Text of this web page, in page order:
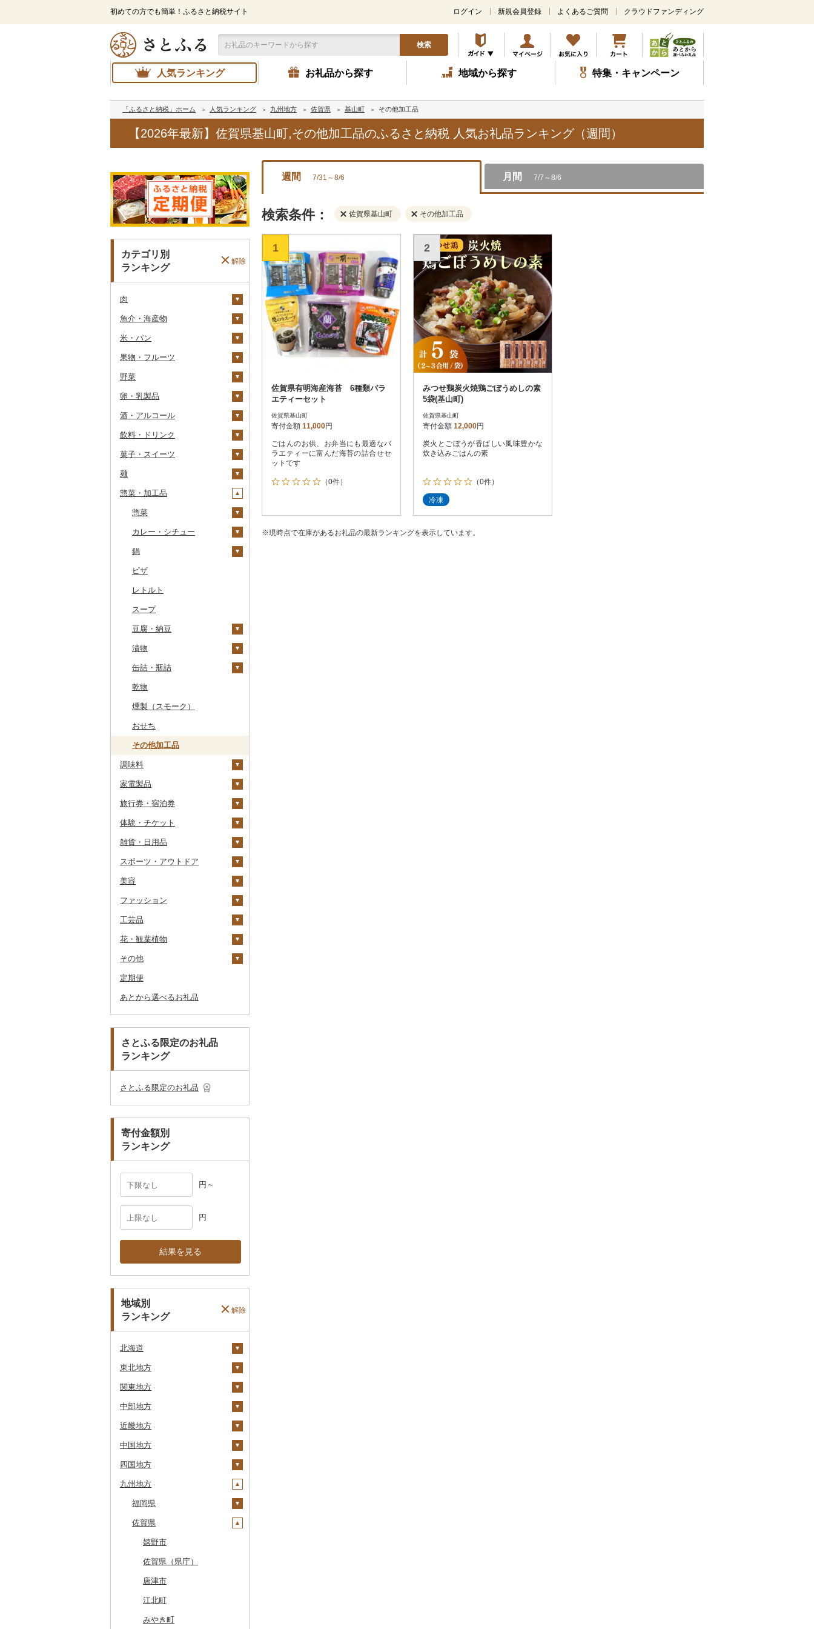
初めての方でも簡単！ふるさと納税サイト
メ
ン
コ
ン
テ
ツ
ッ
プ
ログイン 新規会員登録 よくあるご質問 クラウドファンディング
検索
人気ランキング お礼品から探す 地域から探す 特集・キャンペーン
「ふるさと納税」ホーム 人気ランキング 九州地方 佐賀県 基山町 その他加工品
【2026年最新】佐賀県基山町,その他加工品のふるさと納税 人気お礼品ランキング（週間）
カテゴリ別
ランキング
解除
肉
牛肉（精肉）
ステーキ
すき焼き
焼肉
牛タン
和牛
黒毛和牛
仙台牛
米沢牛
山形牛
上州牛
飛騨牛
近江牛
神戸牛・神戸ビーフ
但馬牛
土佐あかうし
佐賀牛
長崎和牛
あか牛
宮崎牛
その他牛肉（精肉）
牛肉（加工品）
ハンバーグ
ローストビーフ
ビーフジャーキー
その他牛肉（加工品）
豚肉（精肉）
すき焼き
しゃぶしゃぶ
焼肉
アグー豚
豚肉（加工品）
ハンバーグ
もつ鍋
ハム
ソーセージ・ウインナ
鶏肉
鶏肉（精肉）
ハム・ソーセージ
唐揚げ
水炊き
地鶏
赤鶏さつま
鹿肉
馬肉
羊肉・ラム肉（ジンギス
魚介・海産物
カニ
ズワイガニ
毛ガニ
かにしゃぶ
その他カニ
エビ
ボタンエビ
伊勢海老
その他エビ
いくら
うに
明太子・たらこ
明太子
たらこ
その他魚卵
数の子
キャビア
その他魚卵
貝
鮑（アワビ）
牡蠣（カキ）
あさり
サザエ
はまぐり
その他貝
鮮魚
鮭・サーモン
マグロ
カツオ
金目鯛
クエ
くじら
サバ
さんま
鯛
のどぐろ
ふぐ
ブリ
ほっけ
その他鮮魚
イカ・タコ
イカ
海苔・海藻
わかめ
ひじき
その他海苔・海藻
干物
ししゃも
その他干物
その他魚介・加工品
しらす・ちりめん
かまぼこ・練り製品
その他魚介・加工品
米・パン
米
無洗米
玄米
金芽米
ゆめぴりか
コシヒカリ
はえぬき
さがびより
ひとめぼれ
ミルキークィーン
ななつぼし
その他米
雑穀
餅
その他穀物加工品
パン
果物・フルーツ
ぶどう・マスカット
巨峰
ナガノパープル
ピオーネ
デラウェア
その他ぶどう・マスカ
いちご
りんご
もも
メロン
梨
和梨
洋梨・ラフランス
マンゴー
みかん・柑橘
レモン
不知火・デコポン
せとか
文旦
まどんな
ポンカン
その他柑橘
すいか
キウイ
柿（カキ）
ドライフルーツ
干し柿
干し芋
その他ドライフルーツ
その他果物
びわ
ブルーベリー
パイナップル
栗
その他果物
野菜
いも
じゃがいも
さつまいも
その他いも
トマト
フルーツトマト
ミニトマト
玉ねぎ
ねぎ
根菜
人参
大根
レンコン
にんにく・生姜
その他根菜
アスパラガス
豆
きのこ
しいたけ
松茸
その他きのこ
その他野菜
山菜
かぼちゃ
茄子
レタス
その他野菜
卵・乳製品
卵
チーズ
ヨーグルト
バター
その他乳製品
酒・アルコール
ビール・発泡酒
ビール
地ビール・クラフトビ
日本酒
純米吟醸
大吟醸
吟醸
芋焼酎
麦焼酎
米焼酎
その他焼酎
梅酒
泡盛
ワイン
赤ワイン
シャンパン・スパーク
ウイスキー
リキュール・洋酒
甘酒
ノンアルコール
その他酒
飲料・ドリンク
水・ミネラルウォーター
飲料
コーヒー豆
粉
茶
飲料
茶葉・ティーバッグ
足柄茶
知覧茶
八女茶
その他茶
果汁飲料
りんごジュース
紅茶
茶葉・ティーバッグ
その他飲料・ジュース
野菜ジュース
炭酸飲料
豆乳
その他飲料・ジュース
菓子・スイーツ
クッキー
焼き菓子
プリン
ゼリー
チョコレート
カステラ
アイス・ジェラート
その他洋菓子
煎餅・おかき
羊羹
饅頭
大福
その他和菓子
麺
ラーメン
うどん
そば
パスタ
ひやむぎ
そうめん
その他麺
惣菜・加工品
惣菜
餃子
コロッケ
その他惣菜
カレー・シチュー
シチュー
鍋
肉
魚
その他鍋
ピザ
レトルト
スープ
豆腐・納豆
豆腐
納豆
漬物
梅干
キムチ
その他漬物
缶詰・瓶詰
肉
魚
果物
ジャム
その他缶詰・瓶詰
乾物
燻製（スモーク）
おせち
その他加工品
調味料
砂糖
塩
醤油
味噌
酢
だし
食用油
オリーブオイル
ごま油
はちみつ
ドレッシング
その他調味料
ケチャップ
こしょう
その他調味料
家電製品
季節・空調家電
キッチン家電
照明器具
パソコン・周辺機器
TV・オーディオ・カメラ
美容・健康家電
カー用品
時計
その他家電
旅行券・宿泊券
旅行券
JTBふるさと旅行クー
その他旅行券
宿泊券
体験・チケット
PayPay商品券
食事券
温泉・サウナ・スパ利用
券
GDOふるさとゴルフ
プレークーポン
その他のゴルフプレー
花火大会チケット
カタログギフト
雑貨・日用品
家具・インテリア
机・テーブル
その他家具・インテリ
寝具
布団
毛布
タオルケット
タオル
その他タオル
文房具・印鑑
ボールペン
ノート・ファイル
その他文房具
食器
グラス・カップ
箸
スプーン・フォーク・
ナイフ
皿・椀
その他食器
キッチン用品
フライパン
鍋
まな板
土鍋
日用品
洗剤
トイレットペーパー
ティッシュ
その他日用品
楽器・器材
本・CD・DVD
おもちゃ・ぬいぐるみ
ご当地キャラクター
ペット用品
その他雑貨
スポーツ・アウトドア
ゴルフ
ゴルフボール
ゴルフウェア
その他ゴルフ
釣り
サイクリング
アウトドア・キャンプ
その他スポーツ
その他スポーツ
美容
スキンケア
洗顔
その他スキンケア
シャンプー・リンス
石鹸・ボディーソープ
入浴剤
アロマ
プロテイン
その他美容
ファッション
鞄・バッグ
トートバッグ・ショル
ツケース
その他鞄・バッグ
洋服
女性・レディース
子供・ベビー
その他洋服
和服
靴・履物
靴・シューズ
スリッパ・下駄・草履
その他靴・履物
アクセサリー
ペンダント・ネックレ
ス
ピアス・イヤリング
その他アクセサリー
その他服飾小物
ショール・ストール
マフラー・手袋
工芸品
織物
本場奄美大島紬
陶器・漆器
唐津焼
備前焼
美濃焼
村上木彫堆朱
その他装飾品・工芸品
数珠
工芸品
播州そろばん
美濃和紙
花・観葉植物
観葉植物・苗木
花
胡蝶蘭
造花・プリザーブドフ
ラワー
その他花
盆栽・その他
その他
地域サービス
その他
定期便
あとから選べるお礼品
さとふる限定のお礼品
ランキング
さとふる限定のお礼品
寄付金額別
ランキング
円～
円
結果を見る
地域別
ランキング
解除
北海道
安平町
八雲町
鹿部町
江差町
白老町
せたな町
旭川市
森町
稚内市
標津町
清里町
北斗市
留萌市
白糠町
東北地方
青森県
十和田市
大鰐町
南部町
五戸町
藤崎町
六ヶ所村
東北町
三戸町
東通村
黒石市
おいらせ町
鶴田町
岩手県
宮古市
軽米町
岩手町
矢巾町
釜石市
野田村
普代村
一戸町
陸前高田市
紫波町
滝沢市
宮城県
柴田町
色麻町
丸森町
大衡村
加美町
利府町
白石市
登米市
山元町
名取市
秋田県
大潟村
横手市
能代市
小坂町
仙北市
井川町
潟上市
三種町
藤里町
山形県
村山市
尾花沢市
上山市
河北町
酒田市
新庄市
長井市
小国町
福島県
天栄村
広野町
鏡石町
須賀川市
小野町
棚倉町
古殿町
関東地方
茨城県
土浦市
取手市
つくば市
稲敷市
潮来市
五霞町
北茨城市
境町
かすみがうら市
牛久市
常陸太田市
栃木県
那須塩原市
市貝町
塩谷町
上三川町
佐野市
真岡市
高根沢町
大田原市
栃木市
日光市
群馬県
榛東村
下仁田町
玉村町
安中市
川場村
昭和村
甘楽町
明和町
沼田市
埼玉県
春日部市
蕨市
戸田市
毛呂山町
久喜市
ふじみ野市
川島町
上里町
千葉県
勝浦市
袖ケ浦市
我孫子市
長柄町
芝山町
八千代市
横芝光町
東京都
八王子市
日野市
昭島市
武蔵村山市
葛飾区
小金井市
神奈川県
南足柄市
松田町
大井町
中井町
愛川町
中部地方
新潟県
十日町市
弥彦村
阿賀町
出雲崎町
魚沼市
佐渡市
燕市
南魚沼市
関川村
新発田市
富山県
射水市
氷見市
朝日町
高岡市
魚津市
砺波市
入善町
黒部市
立山町
石川県
羽咋市
七尾市
白山市
穴水町
輪島市
中能登町
石川県（県庁）
野々市市
福井県
美浜町
小浜市
越前町
若狭町
鯖江市
高浜町
勝山市
山梨県
富士吉田市
甲斐市
山梨市
富士川町
大月市
富士河口湖町
長野県
高森町
御代田町
飯田市
青木村
南箕輪村
岐阜県
養老町
八百津町
池田町
関市
静岡県
下田市
静岡市
吉田町
愛知県
清須市
田原市
近畿地方
三重県
鈴鹿市
伊賀市
木曽岬町
多気町
松阪市
桑名市
志摩市
明和町
鳥羽市
滋賀県
長浜市
高島市
草津市
近江八幡市
竜王町
甲賀市
湖南市
大津市
京都府
宮津市
伊根町
与謝野町
福知山市
亀岡市
城陽市
久御山町
大阪府
茨木市
豊能町
枚方市
河内長野市
泉佐野市
交野市
兵庫県
上郡町
神河町
小野市
太子町
西宮市
奈良県
曽爾村
河合町
宇陀市
田原本町
和歌山県
湯浅町
有田市
橋本市
中国地方
鳥取県
鳥取県（県庁）
米子市
大山町
琴浦町
日野町
鳥取市
北栄町
境港市
島根県
雲南市
海士町
津和野町
飯南町
安来市
知夫村
隠岐の島町
岡山県
津山市
西粟倉村
久米南町
真庭市
新見市
美咲町
広島県
安芸太田町
世羅町
大竹市
廿日市市
北広島町
山口県
柳井市
平生町
山口県（県庁）
長門市
四国地方
徳島県
阿波市
牟岐町
那賀町
三好市
鳴門市
藍住町
板野町
香川県
高松市
直島町
さぬき市
多度津町
三豊市
観音寺市
愛媛県
今治市
鬼北町
西予市
八幡浜市
久万高原町
高知県
香美市
馬路村
芸西村
須崎市
九州地方
福岡県
那珂川市
添田町
大刀洗町
朝倉市
苅田町
川崎町
佐賀県
嬉野市
佐賀県（県庁）
唐津市
江北町
みやき町
週間 7/31～8/6 月間 7/7～8/6
検索条件： 佐賀県基山町 その他加工品
1
佐賀県有明海産海苔 6種類バラ
エティーセット
佐賀県基山町
寄付金額 11,000円
ごはんのお供、お弁当にも最適なバ
ラエティーに富んだ海苔の詰合せセ
ットです
（0件）
2
みつせ鶏炭火焼鶏ごぼうめしの素
5袋(基山町)
佐賀県基山町
寄付金額 12,000円
炭火とごぼうが香ばしい風味豊かな
炊き込みごはんの素
（0件）
冷凍
※現時点で在庫があるお礼品の最新ランキングを表示しています。